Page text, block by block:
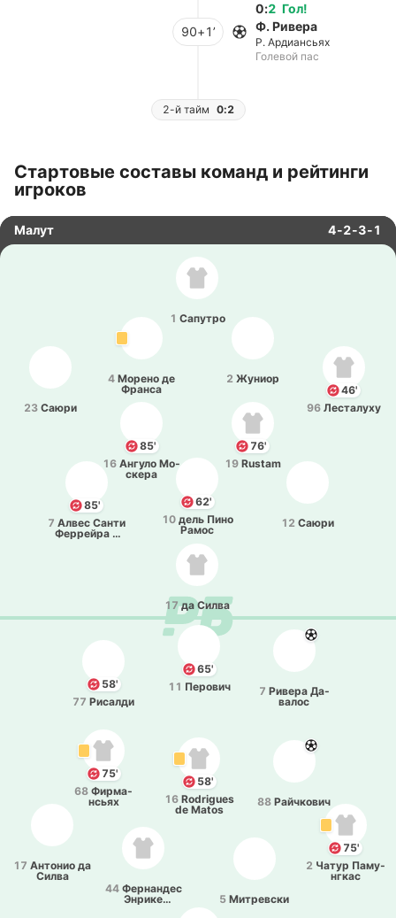
90+1’
Гол!
0:2
Ф. Ривера
Р. Ардиансьях
Голевой пас
2-й тайм 0:2
Стартовые составы команд и рейтинги
игроков
Малут 4-2-3-1
1 Са­пу­тро
4 Морено де
Франса
46'
96 Ле­ста­лу­ху
23 Саюри
2 Жуниор
12 Саюри
85'
16 Ангуло Мо­
ске­ра
62'
10 дель Пино
Рамос
85'
7 Алвес Санти
Фе­ррей­ра и
76'
19 Rustam
17 да Силва
75'
2 Чатур Па­му­
нгкас
17 Анто­нио да
Силва
44 Фе­рна­ндес
Энрике
Керино
5 Ми­тре­вски
88 Рай­чко­вич
75'
68 Фи­рма­
нсьях
58'
16 Rodrigues
de Matos
65'
11 Пе­ро­вич
58'
77 Ри­са­лди
7 Ривера Да­
ва­лос